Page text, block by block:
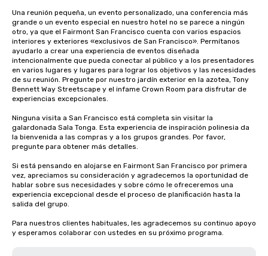
Una reunión pequeña, un evento personalizado, una conferencia más
grande o un evento especial en nuestro hotel no se parece a ningún
otro, ya que el Fairmont San Francisco cuenta con varios espacios
interiores y exteriores «exclusivos de San Francisco». Permítanos
ayudarlo a crear una experiencia de eventos diseñada
intencionalmente que pueda conectar al público y a los presentadores
en varios lugares y lugares para lograr los objetivos y las necesidades
de su reunión. Pregunte por nuestro jardín exterior en la azotea, Tony
Bennett Way Streetscape y el infame Crown Room para disfrutar de
experiencias excepcionales.
Ninguna visita a San Francisco está completa sin visitar la
galardonada Sala Tonga. Esta experiencia de inspiración polinesia da
la bienvenida a las compras y a los grupos grandes. Por favor,
pregunte para obtener más detalles.
Si está pensando en alojarse en Fairmont San Francisco por primera
vez, apreciamos su consideración y agradecemos la oportunidad de
hablar sobre sus necesidades y sobre cómo le ofreceremos una
experiencia excepcional desde el proceso de planificación hasta la
salida del grupo.
Para nuestros clientes habituales, les agradecemos su continuo apoyo
y esperamos colaborar con ustedes en su próximo programa.